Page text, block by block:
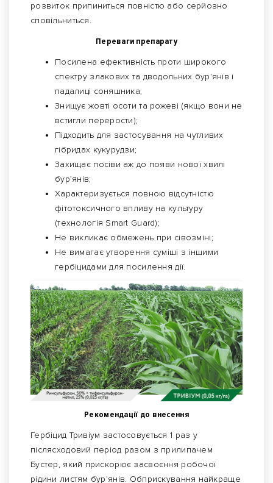
розвиток припиниться повністю або серйозно
сповільниться.
Переваги препарату
Посилена ефективність проти широкого
спектру злакових та дводольних бур'янів і
падалиці соняшника;
Знищує жовті осоти та рожеві (якщо вони не
встигли перерости);
Підходить для застосування на чутливих
гібридах кукурудзи;
Захищає посіви аж до появи нової хвилі
бур’янів;
Характеризується повною відсутністю
фітотоксичного впливу на культуру
(технологія Smart Guard);
Не викликає обмежень при сівозміні;
Не вимагає утворення суміші з іншими
гербіцидами для посилення дії.
Рекомендації до внесення
Гербіцид Тривіум застосовується 1 раз у
післясходовий період разом з прилипачем
Бустер, який прискорює засвоєння робочої
рідини листям бур'янів. Обприскування найкраще